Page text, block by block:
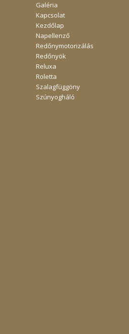
Galéria
Kapcsolat
Kezdőlap
Napellenző
Redőnymotorizálás
Redőnyök
Reluxa
Roletta
Szalagfüggöny
Szúnyogháló